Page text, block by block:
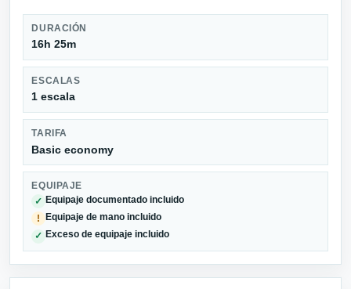
DURACIÓN
16h 25m
ESCALAS
1 escala
TARIFA
Basic economy
EQUIPAJE
✓ Equipaje documentado incluido
! Equipaje de mano incluido
✓ Exceso de equipaje incluido